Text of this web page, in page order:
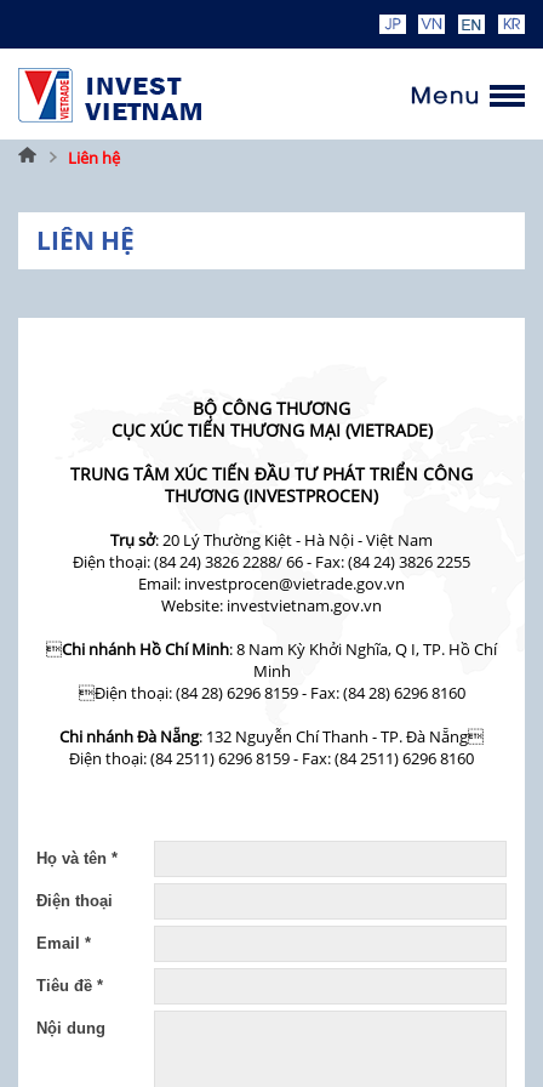
TrangLiên hệ
LIÊN HỆ
BỘ CÔNG THƯƠNG
CỤC XÚC TIẾN THƯƠNG MẠI (VIETRADE)
TRUNG TÂM XÚC TIẾN ĐẦU TƯ PHÁT TRIỂN CÔNG
THƯƠNG (INVESTPROCEN)
Trụ sở: 20 Lý Thường Kiệt - Hà Nội - Việt Nam
Điện thoại: (84 24) 3826 2288/ 66 - Fax: (84 24) 3826 2255
Email: investprocen@vietrade.gov.vn
Website: investvietnam.gov.vn
Chi nhánh Hồ Chí Minh: 8 Nam Kỳ Khởi Nghĩa, Q I, TP. Hồ Chí
Minh
Điện thoại: (84 28) 6296 8159 - Fax: (84 28) 6296 8160
Chi nhánh Đà Nẵng: 132 Nguyễn Chí Thanh - TP. Đà Nẵng
Điện thoại: (84 2511) 6296 8159 - Fax: (84 2511) 6296 8160
Họ và tên *
Điện thoại
Email *
Tiêu đề *
Nội dung